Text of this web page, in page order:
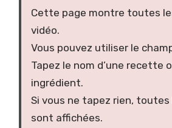
Cette page montre toutes
vidéo.
Vous pouvez utiliser le
Tapez le nom d’une recette
ingrédient.
Si vous ne tapez rien, toutes
sont affichées.